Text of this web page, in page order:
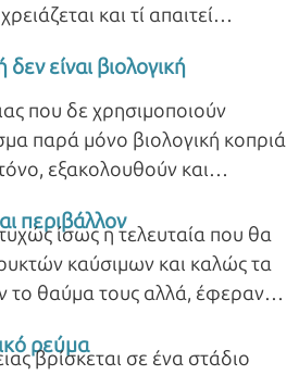
και τί απαιτεί
δεν είναι βιολογική
που δε χρησιμοποιούν
παρά μόνο βιολογική κοπριά
εξακολουθούν και
περιβάλλον
ίσως η τελευταία που θα
καύσιμων και καλώς τα
το θαύμα τους αλλά, έφεραν
ρεύμα
βρίσκεται σε ένα στάδιο